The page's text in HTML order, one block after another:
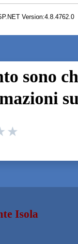
Version:4.8.4762.0
sono
la pagina
Isola